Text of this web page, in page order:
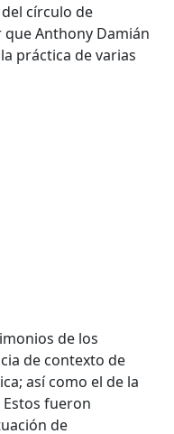
círculo de
Anthony Damián
práctica de varias
de los
de contexto de
así como el de la
fueron
de